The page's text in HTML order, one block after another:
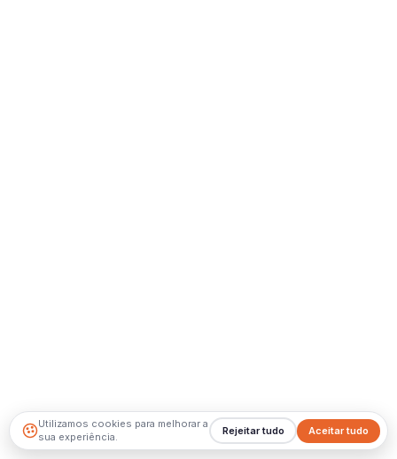
Utilizamos cookies para melhorar a
sua experiência.
Aceitar tudo
Rejeitar tudo